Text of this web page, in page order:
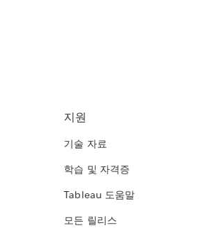
지원
기술 자료
학습 및 자격증
Tableau 도움말
모든 릴리스